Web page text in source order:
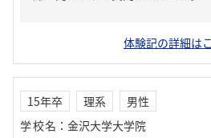
体験記の詳細は
15年卒 理系
男性
学校名 ： 金沢大学大学院